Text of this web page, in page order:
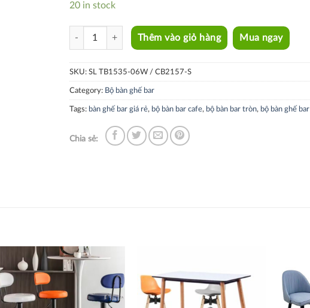
20 in stock
SL TB1535-06W / CB2157-S quantity
Thêm vào giỏ hàng Mua ngay
SKU: SL TB1535-06W / CB2157-S
Category: Bộ bàn ghế bar
Tags: bàn ghế bar giá rẻ, bộ bàn bar cafe, bộ bàn bar tròn, bộ bàn ghế bar
Chia sẻ:
Thích Thích